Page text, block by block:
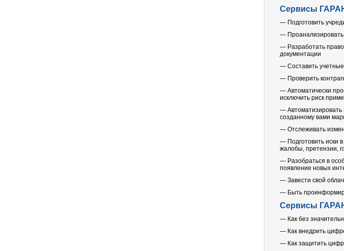
Сервисы
— Подготовить
— Проанализировать
— Разработать
документации
— Составить учетные
— Проверить
— Автоматически
исключить риск
— Автоматизировать
созданному вами
— Отслеживать
— Подготовить иски
жалобы, претензии,
— Разобраться в
появление новых
— Завести свой
— Быть
Сервисы
— Как без
— Как внедрить
— Как защитить